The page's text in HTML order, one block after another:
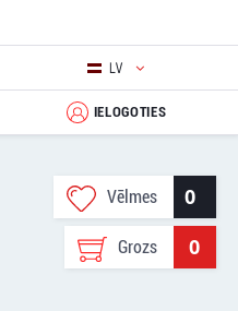
LV
IELOGOTIES
Vēlmes 0
Grozs 0